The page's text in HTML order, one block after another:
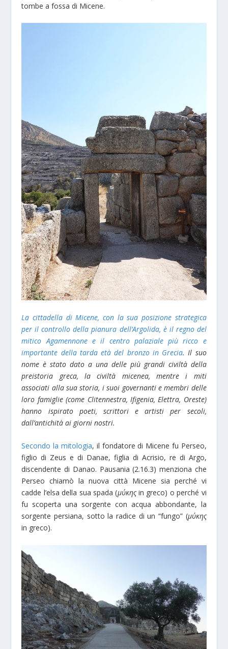
tombe a fossa di Micene.
La cittadella di Micene, con la sua posizione strategica
per il controllo della pianura dell’Argolida, è il regno del
mitico Agamennone e il centro palaziale più ricco e
importante della tarda età del bronzo in Grecia. Il suo
nome è stato dato a una delle più grandi civiltà della
preistoria greca, la civiltà micenea, mentre i miti
associati alla sua storia, i suoi governanti e membri delle
loro famiglie (come Clitennestra, Ifigenia, Elettra, Oreste)
hanno ispirato poeti, scrittori e artisti per secoli,
dall’antichità ai giorni nostri.
Secondo la mitologia, il fondatore di Micene fu Perseo,
figlio di Zeus e di Danae, figlia di Acrisio, re di Argo,
discendente di Danaο. Pausania (2.16.3) menziona che
Perseo chiamò la nuova città Micene sia perché vi
cadde l’elsa della sua spada (μύκηςin greco) o perché vi
fu scoperta una sorgente con acqua abbondante, la
sorgente persiana, sotto la radice di un “fungo” (μύκης
in greco).